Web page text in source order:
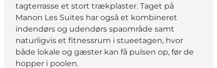
tagterrasse et stort trækplaster. Taget på
Manon Les Suites har også et kombineret
indendørs og udendørs spaområde samt
naturligvis et fitnessrum i stueetagen, hvor
både lokale og gæster kan få pulsen op, før de
hopper i poolen.